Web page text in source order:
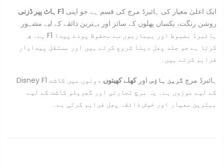
ہاٹ پپر ڈزنی F1
روشن رنگت، یکساں پھلوں کے سائز اور بہترین ذائقے کے لیے مشہور
ہے۔ یہ F1 ہائبرڈ مضبوط اور بیماریوں سے محفوظ پودے پیدا
کرتا ہے جو جلد پھل دینا شروع کرتے ہیں اور مستقل پیداوار
فراہم کرتے ہیں۔
Disney F1 ہائبرڈ مرچ گرین ہاؤس اورکھلے کھیتوں دونوں میں کاشت
کے لیے موزوں ہے۔ یہ مرچ تجارتی اور گھریلو کاشت کے لیے
بہترین معیار اور خوش ذائقہ پھل فراہم کرتی ہے۔